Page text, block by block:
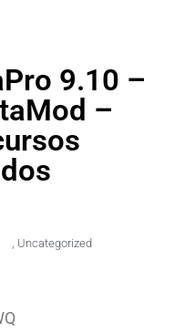
9.10 –
–
, Uncategorized